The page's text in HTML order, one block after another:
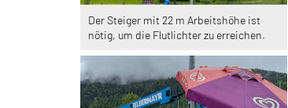
Der Steiger mit 22 m Arbeitshöhe ist
nötig, um die Flutlichter zu erreichen.